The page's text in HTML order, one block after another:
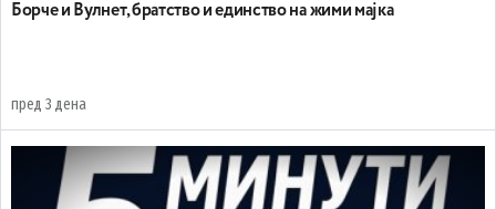
Борче и Вулнет, братство и единство на жими мајка
пред 3 дена